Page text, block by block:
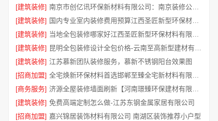
[建筑装修]
南京市创亿讯环保新材料有限公司：南京装修公司怎么样
[建筑装修]
国内专业室内装修费用预算江西圣匠新型环保材料有限公司
[建筑装修]
[建筑装修]
[建筑装修] 江苏慕新团队装修服务，慕新不锈钢阳台效果图
[招商加盟]
[商务服务]
[建筑装修] 免费高端定制怎么做-江苏东钢金属家居有限公司
[招商加盟] 嘉兴锦居装饰材料有限公司 南湖区装饰推荐小户型